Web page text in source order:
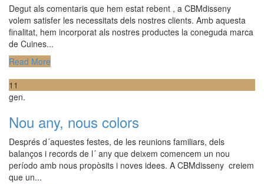
Degut als comentaris que hem estat rebent , a CBMdisseny
volem satisfer les necessitats dels nostres clients. Amb aquesta
finalitat, hem incorporat als nostres productes la coneguda marca
de Cuines...
Read More
11
gen.
Nou any, nous colors
Després d´aquestes festes, de les reunions familiars, dels
balanços i records de l´ any que deixem comencem un nou
período amb nous propòsits i noves idees. A CBMdisseny creiem
que un...